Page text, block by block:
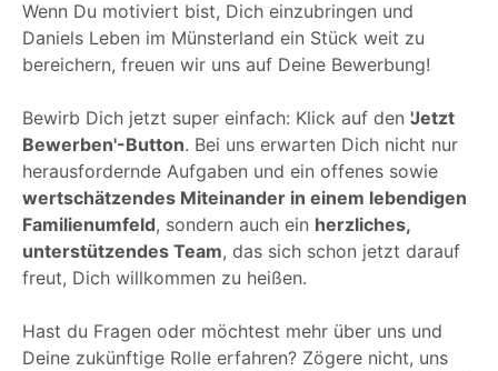
Wenn Du motiviert bist, Dich einzubringen und
Daniels Leben im Münsterland ein Stück weit zu
bereichern, freuen wir uns auf Deine Bewerbung!
Bewirb Dich jetzt super einfach: Klick auf den 'Jetzt
Bewerben'-Button. Bei uns erwarten Dich nicht nur
herausfordernde Aufgaben und ein offenes sowie
wertschätzendes Miteinander in einem lebendigen
Familienumfeld, sondern auch ein herzliches,
unterstützendes Team, das sich schon jetzt darauf
freut, Dich willkommen zu heißen.
Hast du Fragen oder möchtest mehr über uns und
Deine zukünftige Rolle erfahren? Zögere nicht, uns